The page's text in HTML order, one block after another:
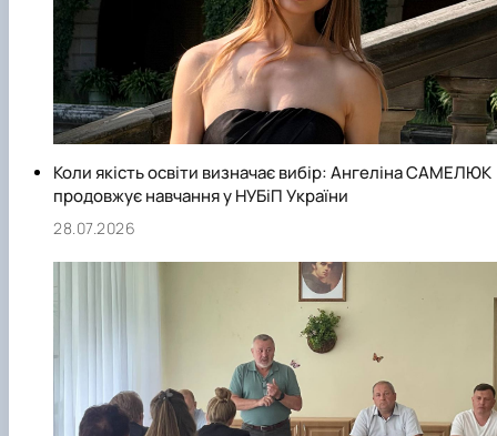
Коли якість освіти визначає вибір: Ангеліна САМЕЛЮК
продовжує навчання у НУБіП України
28.07.2026